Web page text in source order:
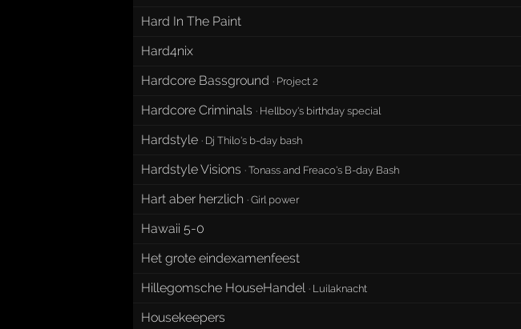
Hard In The Paint
Hard4nix
Hardcore Bassground · Project 2
Hardcore Criminals · Hellboy's birthday special
Hardstyle · Dj Thilo's b-day bash
Hardstyle Visions ·Tonass and Freaco's B-day Bash
Hart aber herzlich ·Girl power
Hawaii 5-0
Het grote eindexamenfeest
Hillegomsche HouseHandel · Luilaknacht
Housekeepers